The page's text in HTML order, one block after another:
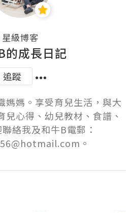
星級博客
的成長日記
追蹤
媽媽。享受育兒生活，與大
兒心得、幼兒教材、食譜、
絡我及和牛B電郵：
。